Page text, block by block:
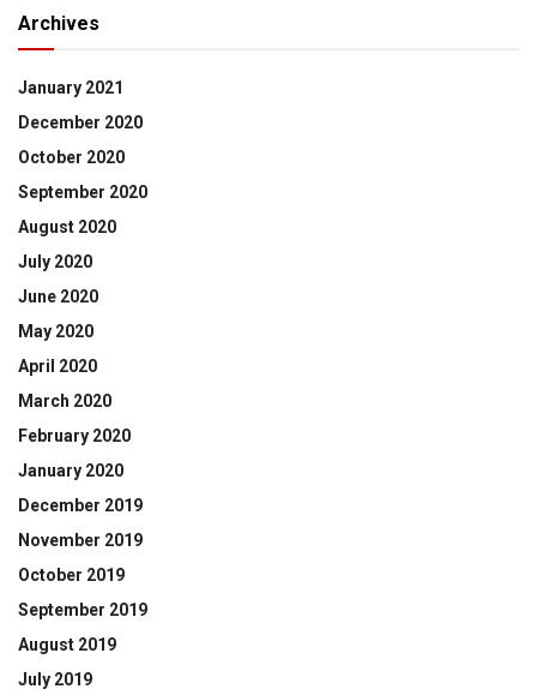
Archives
January 2021
December 2020
October 2020
September 2020
August 2020
July 2020
June 2020
May 2020
April 2020
March 2020
February 2020
January 2020
December 2019
November 2019
October 2019
September 2019
August 2019
July 2019